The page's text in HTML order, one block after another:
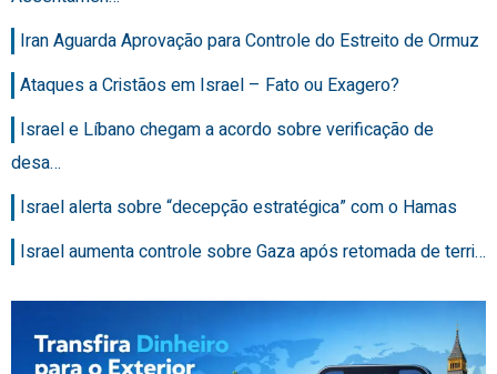
Iran Aguarda Aprovação para Controle do Estreito de Ormuz
Ataques a Cristãos em Israel – Fato ou Exagero?
Israel e Líbano chegam a acordo sobre verificação de
desa…
Israel alerta sobre “decepção estratégica” com o Hamas
Israel aumenta controle sobre Gaza após retomada de terri…